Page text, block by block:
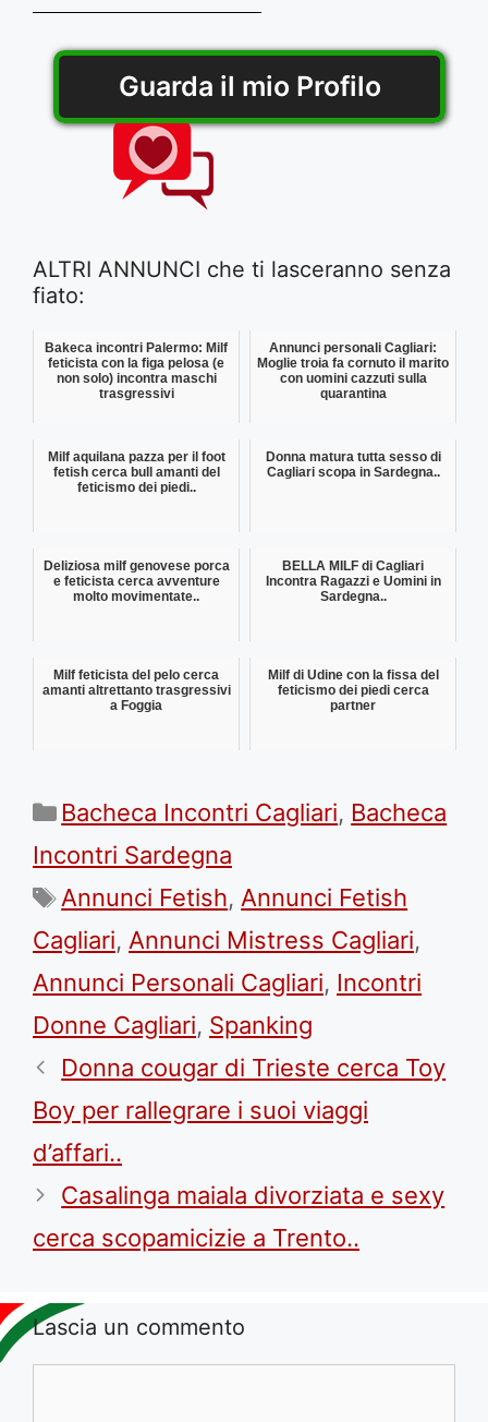
Guarda il mio Profilo
ALTRI ANNUNCI che ti lasceranno senza
fiato:
Bakeca incontri Palermo: Milf
feticista con la figa pelosa (e
non solo) incontra maschi
trasgressivi
Annunci personali Cagliari:
Moglie troia fa cornuto il marito
con uomini cazzuti sulla
quarantina
Milf aquilana pazza per il foot
fetish cerca bull amanti del
feticismo dei piedi..
Donna matura tutta sesso di
Cagliari scopa in Sardegna..
Deliziosa milf genovese porca
e feticista cerca avventure
molto movimentate..
BELLA MILF di Cagliari
Incontra Ragazzi e Uomini in
Sardegna..
Milf feticista del pelo cerca
amanti altrettanto trasgressivi
a Foggia
Milf di Udine con la fissa del
feticismo dei piedi cerca
partner
Categorie
Bacheca Incontri Cagliari, Bacheca
Incontri Sardegna
Tag
Annunci Fetish, Annunci Fetish
Cagliari, Annunci Mistress Cagliari,
Annunci Personali Cagliari, Incontri
Donne Cagliari, Spanking
Donna cougar di Trieste cerca Toy
Boy per rallegrare i suoi viaggi
d’affari..
Casalinga maiala divorziata e sexy
cerca scopamicizie a Trento..
Lascia un commento